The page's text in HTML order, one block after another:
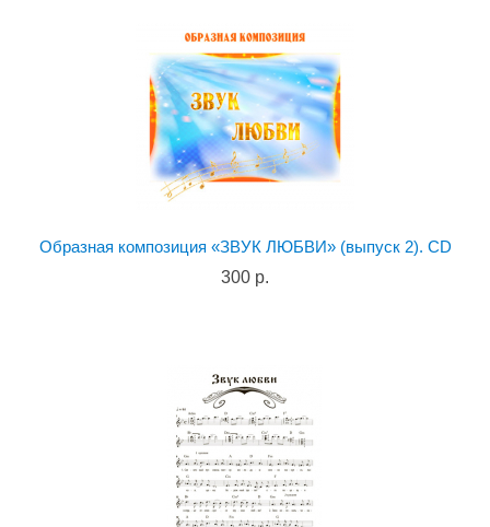
Образная композиция «ЗВУК ЛЮБВИ» (выпуск 2). CD
300 р.